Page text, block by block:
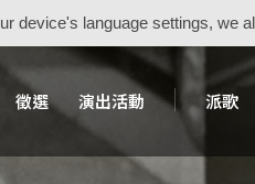
device's language settings, we
徵選 演出活動 派歌